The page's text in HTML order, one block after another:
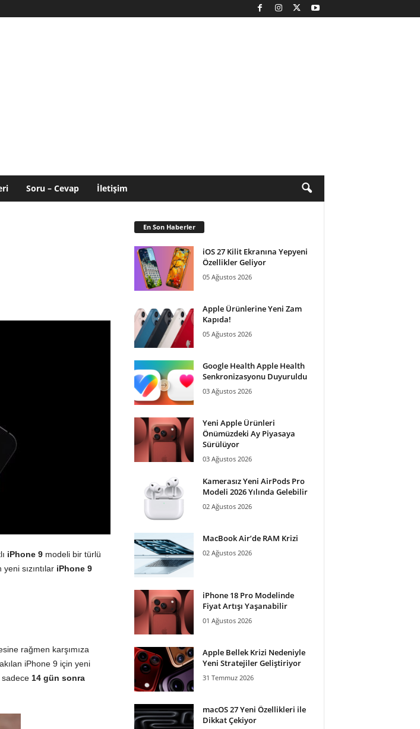
Soru – Cevap İletişim
iPhone 9modeli bir türlü
sızıntılar iPhone 9
rağmen karşımıza
iPhone 9 için yeni
14 gün sonra
En Son Haberler
iOS 27 Kilit Ekranına Yepyeni
Özellikler Geliyor
05 Ağustos 2026
Apple Ürünlerine Yeni Zam
Kapıda!
05 Ağustos 2026
Google Health Apple Health
Senkronizasyonu Duyuruldu
03 Ağustos 2026
Yeni Apple Ürünleri
Önümüzdeki Ay Piyasaya
Sürülüyor
03 Ağustos 2026
Kamerasız Yeni AirPods Pro
Modeli 2026 Yılında Gelebilir
02 Ağustos 2026
MacBook Air’de RAM Krizi
02 Ağustos 2026
iPhone 18 Pro Modelinde
Fiyat Artışı Yaşanabilir
01 Ağustos 2026
Apple Bellek Krizi Nedeniyle
Yeni Stratejiler Geliştiriyor
31 Temmuz 2026
macOS 27 Yeni Özellikleri ile
Dikkat Çekiyor